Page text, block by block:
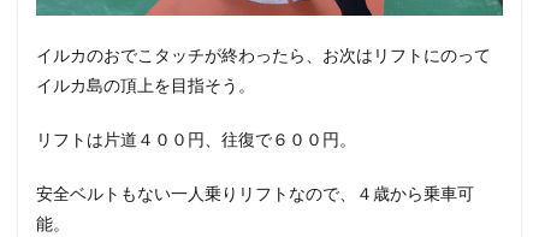
イルカのおでこタッチが終わったら、お次はリフトにのって
イルカ島の頂上を目指そう。
リフトは片道４００円、往復で６００円。
安全ベルトもない一人乗りリフトなので、４歳から乗車可
能。